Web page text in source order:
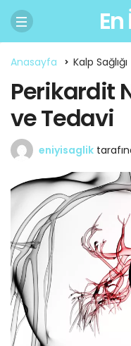
Anasayfa Kalp Sağlığı
Perikardit
ve Tedavi
eniyisaglik